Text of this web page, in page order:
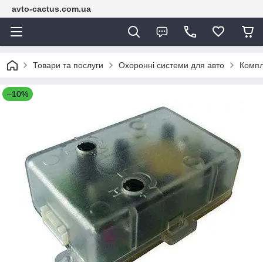
avto-cactus.com.ua
Товари та послуги Охоронні системи для авто
–10%